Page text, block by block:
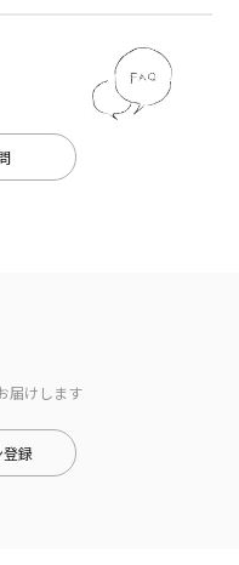
届けします
登録